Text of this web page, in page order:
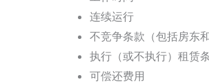
连续运行
不竞争条款（包括房东和
执行（或不执行）租赁
可偿还费用